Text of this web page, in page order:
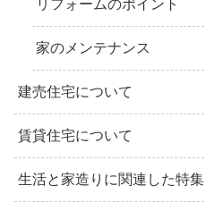
リフォームのポイント
家のメンテナンス
建売住宅について
賃貸住宅について
生活と家造りに関連した特集